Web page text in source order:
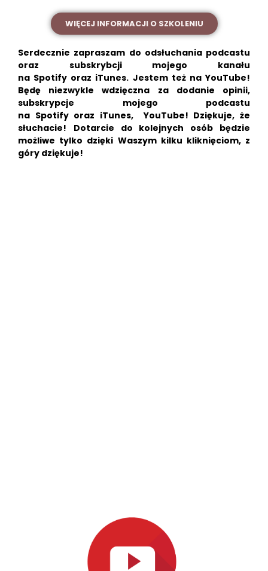
WIĘCEJ INFORMACJI O SZKOLENIU
Serdecznie zapraszam do odsłuchania podcastu
oraz subskrybcji mojego kanału
na Spotify oraz iTunes. Jestem też naYouTube!
Będę niezwykle wdzięczna za dodanie opinii,
subskrypcje mojego podcastu
na Spotifyoraz iTunes,YouTube! Dziękuje, że
słuchacie!
Dotarcie do kolejnych osób będzie
możliwe tylko dzięki Waszym kilku kliknięciom, z
góry dziękuje!